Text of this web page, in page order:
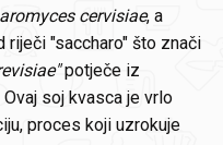
cervisiae, a
"saccharo" što znači
potječe iz
soj kvasca je vrlo
proces koji uzrokuje